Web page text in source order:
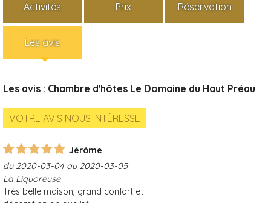
Activités Prix Réservation
Les avis
Les avis : Chambre d'hôtes Le Domaine du Haut Préau
Jérôme
du 2020-03-04 au 2020-03-05
La Liquoreuse
Très belle maison, grand confort et